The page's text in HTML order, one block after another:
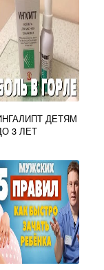
ДЕТЯМ
3 ЛЕТ